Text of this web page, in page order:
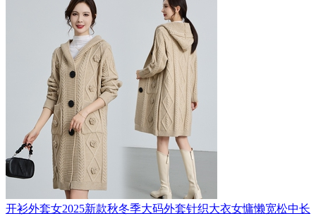
开衫外套女2025新款秋冬季大码外套针织大衣女慵懒宽松中长